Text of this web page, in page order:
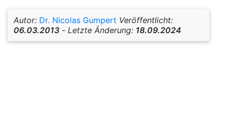
Autor: Dr. Nicolas Gumpert Veröffentlicht:
06.03.2013 - Letzte Änderung: 18.09.2024